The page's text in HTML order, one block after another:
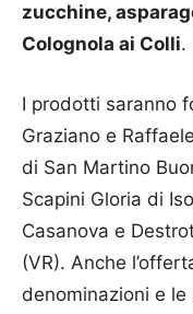
zucchine,
Colognola ai Colli.
I prodotti saranno
Graziano e
di San Martino
Scapini Gloria di
Casanova e
(VR). Anche
denominazioni e